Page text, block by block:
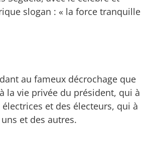
slogan : « la force tranquille
au fameux décrochage que
la vie privée du président, qui à
et des électeurs, qui à
et des autres.